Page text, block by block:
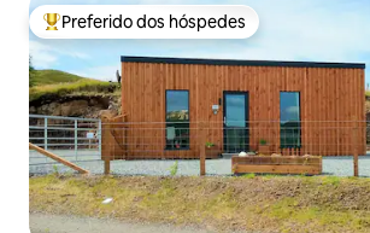
Entre os melhores preferidos dos hóspedes
Preferido dos hóspedes